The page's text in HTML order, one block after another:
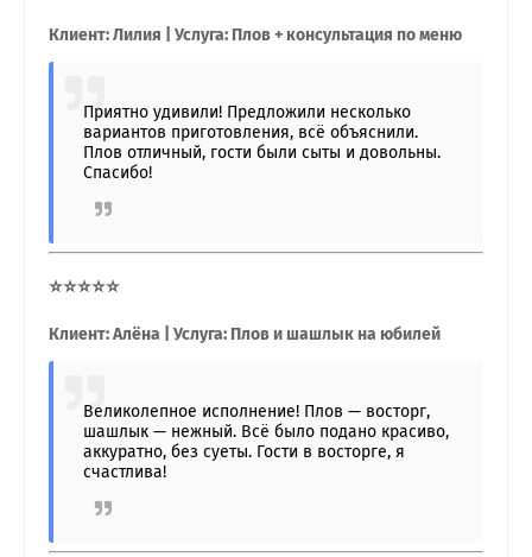
Клиент: Лилия | Услуга: Плов + консультация по меню
Приятно удивили! Предложили несколько
вариантов приготовления, всё объяснили.
Плов отличный, гости были сыты и довольны.
Спасибо!
⭐⭐⭐⭐⭐
Клиент: Алёна | Услуга: Плов и шашлык на юбилей
Великолепное исполнение! Плов — восторг,
шашлык — нежный. Всё было подано красиво,
аккуратно, без суеты. Гости в восторге, я
счастлива!